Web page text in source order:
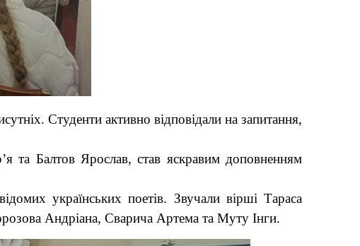
Студенти активно відповідали на запитання,
та Балтов Ярослав, став яскравим доповненням
українських поетів. Звучали вірші Тараса
Андріана, Сварича Артема та Муту Інги.